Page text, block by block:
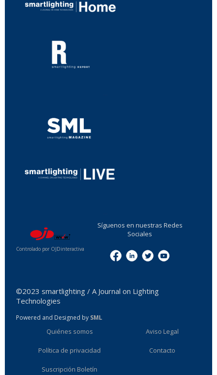
Controlado por OJDinteractiva
Síguenos en nuestras Redes
Sociales
©2023 smartlighting / A Journal on Lighting
Technologies
Powered and Designed by SML
Quiénes somos Aviso Legal
Política de privacidad Contacto
Suscripción Boletín